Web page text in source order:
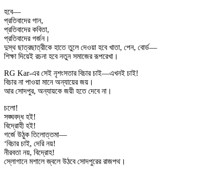
হবে—
প্রতিবাদের গান,
প্রতিবাদের কবিতা,
প্রতিবাদের গর্জন।
দুস্থ ছাত্রছাত্রীকে হাতে তুলে দেওয়া হবে খাতা, পেন, বোর্ড—
শিক্ষা দিয়েই রচনা হবে নতুন সমাজের রূপরেখা।
RG Kar-এর সেই নৃশংসতার বিচার চাই—এখনই চাই!
বিচার না পাওয়া মানে অন্যায়ের জয়।
আর সোদপুর, অন্যায়কে জয়ী হতে দেবে না।
চলো!
সঙ্ঘবদ্ধ হই!
বিদ্রোহী হই!
গর্জে উঠুক তিলোত্তমা—
‘বিচার চাই, দেরি নয়!
নীরবতা নয়, বিদ্রোহ!
স্লোগানে মশালে জ্বলে উঠবে সোদপুরের রাজপথ।